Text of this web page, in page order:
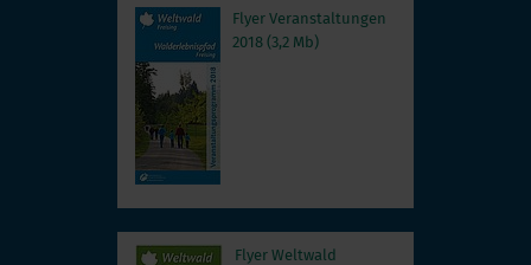
Flyer Veranstaltungen
2018 (3,2 Mb)
Flyer Weltwald